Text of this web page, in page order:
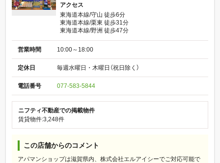
アクセス
東海道本線/守山 徒歩6分
東海道本線/栗東 徒歩31分
東海道本線/野洲 徒歩47分
営業時間 10:00～18:00
定休日 毎週水曜日・木曜日（祝日除く）
電話番号 077-583-5844
ニフティ不動産での掲載物件
賃貸物件:3,248件
この店舗からのコメント
アパマンショップは滋賀県内、株式会社エルアイシーでご対応可能で